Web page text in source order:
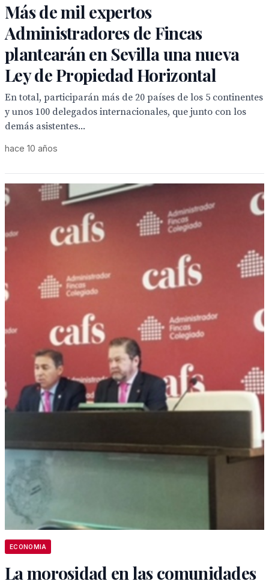
Más de mil expertos
Administradores de Fincas
plantearán en Sevilla una nueva
Ley de Propiedad Horizontal
En total, participarán más de 20 países de los 5 continentes
y unos 100 delegados internacionales, que junto con los
demás asistentes...
hace 10 años
ECONOMIA
La morosidad en las comunidades